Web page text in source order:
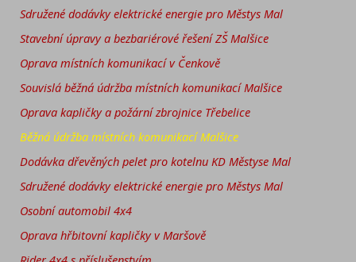
Sdružené dodávky elektrické energie pro Městys Mal
Stavební úpravy a bezbariérové řešení ZŠ Malšice
Oprava místních komunikací v Čenkově
Souvislá běžná údržba místních komunikací Malšice
Oprava kapličky a požární zbrojnice Třebelice
Běžná údržba místních komunikací Malšice
Dodávka dřevěných pelet pro kotelnu KD Městyse Mal
Sdružené dodávky elektrické energie pro Městys Mal
Osobní automobil 4x4
Oprava hřbitovní kapličky v Maršově